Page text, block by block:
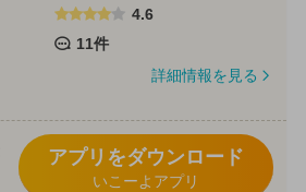
4.6
11件
詳細情報を見る
アプリをダウンロード
いこーよアプリ